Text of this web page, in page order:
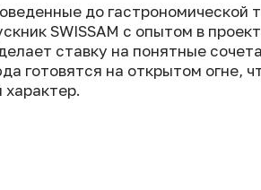
до гастрономической
SWISSAM с опытом в
ставку на понятные
готовятся на открытом огне,